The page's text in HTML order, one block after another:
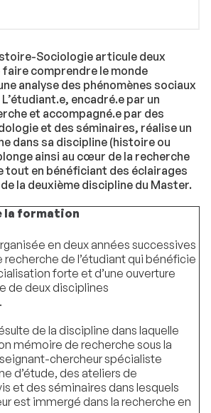
Sociologie articule deux
comprendre le monde
analyse des phénomènes sociaux
encadré.e par un
et accompagné.e par des
et des séminaires, réalise un
dans sa discipline (histoire ou
ainsi au cœur de la recherche
tout en bénéficiant des éclairages
la deuxième discipline du Master.
la formation
en deux années successives
recherche de l’étudiant qui bénéficie
forte et d’une ouverture
de deux disciplines
de la discipline dans laquelle
mémoire de recherche sous la
chercheur spécialiste
d’étude, des ateliers de
et des séminaires dans lesquels
est immergé dans la recherche en